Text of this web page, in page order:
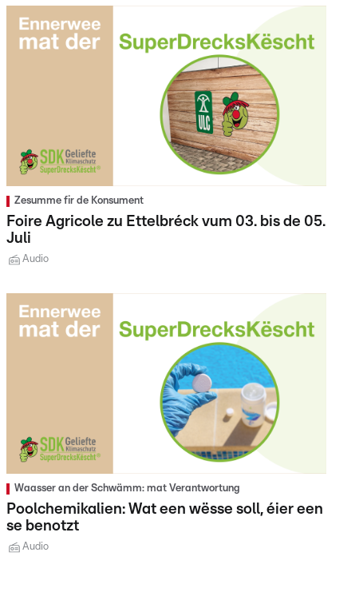
Zesumme fir de Konsument
Foire Agricole zu Ettelbréck vum 03. bis de 05.
Juli
Audio
Waasser an der Schwämm: mat Verantwortung
Poolchemikalien: Wat een wësse soll, éier een
se benotzt
Audio